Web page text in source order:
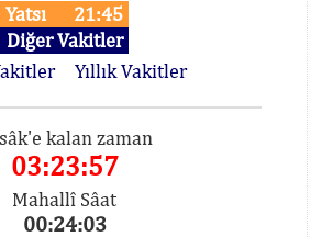
Yatsı
21:45
Diğer Vakitler
Yıllık Vakitler
kalan zaman
03:23:57
Mahallî Sâat
00:24:03